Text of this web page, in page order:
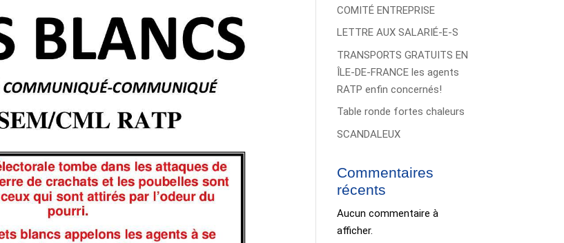
COMITÉ ENTREPRISE
LETTRE AUX SALARIÉ-E-S
TRANSPORTS GRATUITS EN
ÎLE-DE-FRANCE les agents
RATP enfin concernés!
Table ronde fortes chaleurs
SCANDALEUX
Commentaires
récents
Aucun commentaire à
afficher.